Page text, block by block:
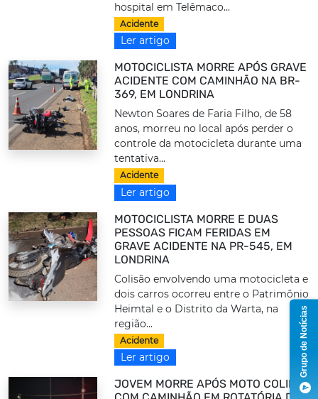
hospital em Telêmaco...
Acidente
Ler artigo
MOTOCICLISTA MORRE APÓS GRAVE
ACIDENTE COM CAMINHÃO NA BR-
369, EM LONDRINA
Newton Soares de Faria Filho, de 58
anos, morreu no local após perder o
controle da motocicleta durante uma
tentativa...
Acidente
Ler artigo
MOTOCICLISTA MORRE E DUAS
PESSOAS FICAM FERIDAS EM
GRAVE ACIDENTE NA PR-545, EM
LONDRINA
Colisão envolvendo uma motocicleta e
dois carros ocorreu entre o Patrimônio
Heimtal e o Distrito da Warta, na
região...
Acidente
Ler artigo
JOVEM MORRE APÓS MOTO COLIDIR
Grupo de Notícias